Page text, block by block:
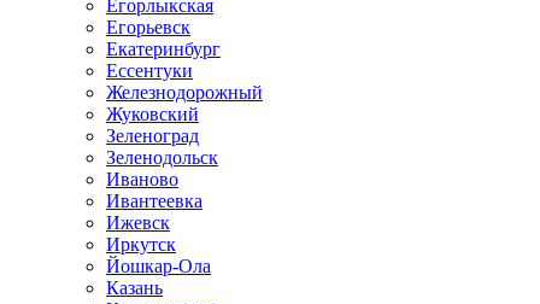
Егорлыкская
Егорьевск
Екатеринбург
Ессентуки
Железнодорожный
Жуковский
Зеленоград
Зеленодольск
Иваново
Ивантеевка
Ижевск
Иркутск
Йошкар-Ола
Казань